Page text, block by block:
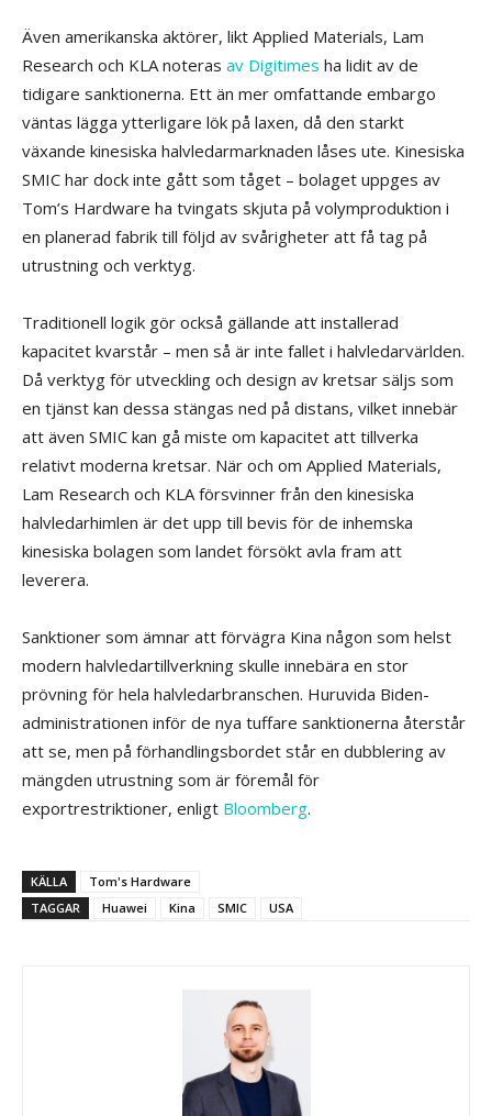
Även amerikanska aktörer, likt Applied Materials, Lam
Research och KLA noteras av Digitimes ha lidit av de
tidigare sanktionerna. Ett än mer omfattande embargo
väntas lägga ytterligare lök på laxen, då den starkt
växande kinesiska halvledarmarknaden låses ute. Kinesiska
SMIC har dock inte gått som tåget – bolaget uppges av
Tom’s Hardware ha tvingats skjuta på volymproduktion i
en planerad fabrik till följd av svårigheter att få tag på
utrustning och verktyg.
Traditionell logik gör också gällande att installerad
kapacitet kvarstår – men så är inte fallet i halvledarvärlden.
Då verktyg för utveckling och design av kretsar säljs som
en tjänst kan dessa stängas ned på distans, vilket innebär
att även SMIC kan gå miste om kapacitet att tillverka
relativt moderna kretsar. När och om Applied Materials,
Lam Research och KLA försvinner från den kinesiska
halvledarhimlen är det upp till bevis för de inhemska
kinesiska bolagen som landet försökt avla fram att
leverera.
Sanktioner som ämnar att förvägra Kina någon som helst
modern halvledartillverkning skulle innebära en stor
prövning för hela halvledarbranschen. Huruvida Biden-
administrationen inför de nya tuffare sanktionerna återstår
att se, men på förhandlingsbordet står en dubblering av
mängden utrustning som är föremål för
exportrestriktioner, enligt Bloomberg.
KÄLLA
Tom's Hardware
TAGGAR
Huawei Kina SMIC USA